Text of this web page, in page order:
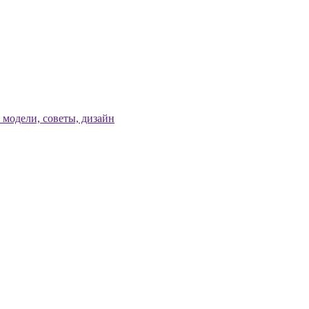
советы, дизайн